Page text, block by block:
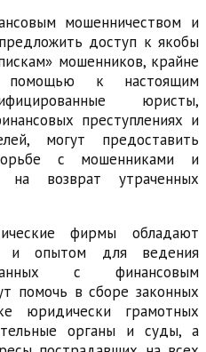
мошенничеством и
доступ к якобы
мошенников, крайне
помощью к настоящим
юристы,
преступлениях и
могут предоставить
с мошенниками и
на возврат утраченных
фирмы обладают
и опытом для ведения
с финансовым
помочь в сборе законных
юридически грамотных
органы и суды, а